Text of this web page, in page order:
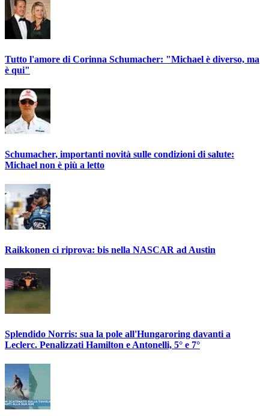
Tutto l'amore di Corinna Schumacher: "Michael è diverso, ma
è qui"
Schumacher, importanti novità sulle condizioni di salute:
Michael non è più a letto
Raikkonen ci riprova: bis nella NASCAR ad Austin
Splendido Norris: sua la pole all'Hungaroring davanti a
Leclerc. Penalizzati Hamilton e Antonelli, 5° e 7°